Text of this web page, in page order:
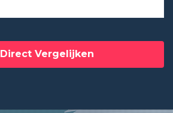
Direct Vergelijken